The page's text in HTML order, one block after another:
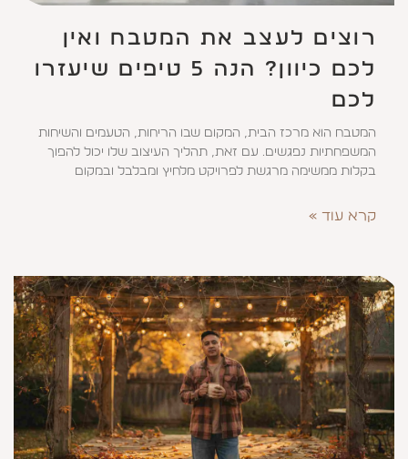
רוצים לעצב את המטבח ואין
לכם כיוון? הנה 5 טיפים שיעזרו
לכם
המטבח הוא מרכז הבית, המקום שבו הריחות, הטעמים והשיחות
המשפחתיות נפגשים. עם זאת, תהליך העיצוב שלו יכול להפוך
בקלות ממשימה מרגשת לפרויקט מלחיץ ומבלבל ובמקום
קרא עוד »